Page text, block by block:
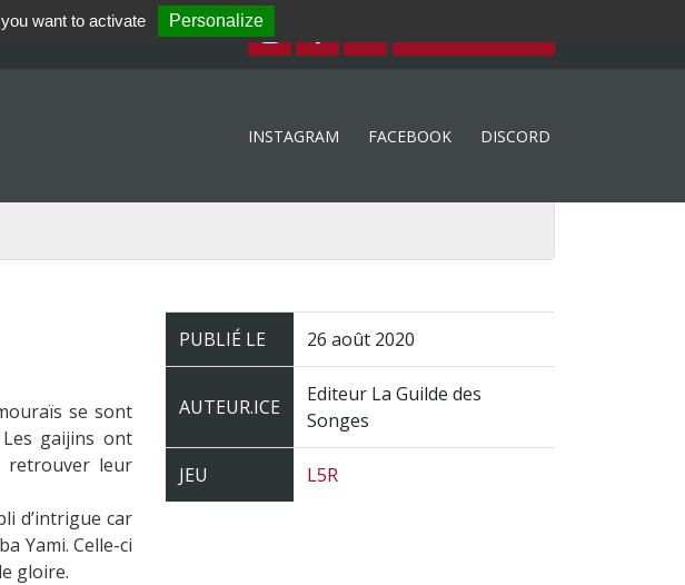
INSTAGRAM FACEBOOK DISCORD
se sont
gaijins ont
retrouver leur
d’intrigue car
Yami. Celle-ci
gloire.
PUBLIÉ LE 26 août 2020
AUTEUR.ICE
Editeur La Guilde des
Songes
JEU L5R
want to activate Personalize